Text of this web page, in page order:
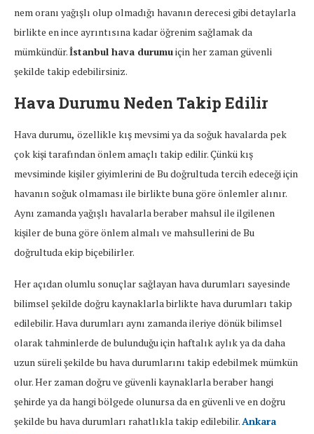
nem oranı yağışlı olup olmadığı havanın derecesi gibi detaylarla
birlikte en ince ayrıntısına kadar öğrenim sağlamak da
mümkündür.İstanbul hava durumuiçin her zaman güvenli
şekilde takip edebilirsiniz.
Hava Durumu Neden Takip Edilir
Hava durumu, özellikle kış mevsimi ya da soğuk havalarda pek
çok kişi tarafından önlem amaçlı takip edilir. Çünkü kış
mevsiminde kişiler giyimlerini de Bu doğrultuda tercih edeceği için
havanın soğuk olmaması ile birlikte buna göre önlemler alınır.
Aynı zamanda yağışlı havalarla beraber mahsul ile ilgilenen
kişiler de buna göre önlem almalı ve mahsullerini de Bu
doğrultuda ekip biçebilirler.
Her açıdan olumlu sonuçlar sağlayan hava durumları sayesinde
bilimsel şekilde doğru kaynaklarla birlikte hava durumları takip
edilebilir. Hava durumları aynı zamanda ileriye dönük bilimsel
olarak tahminlerde de bulunduğu için haftalık aylık ya da daha
uzun süreli şekilde bu hava durumlarını takip edebilmek mümkün
olur. Her zaman doğru ve güvenli kaynaklarla beraber hangi
şehirde ya da hangi bölgede olunursa da en güvenli ve en doğru
şekilde bu hava durumları rahatlıkla takip edilebilir.Ankara